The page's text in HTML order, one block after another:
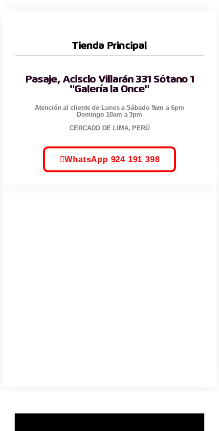
Tienda Principal
Pasaje, Acisclo Villarán 331 Sótano 1
"Galería la Once"
Atención al cliente de Lunes a Sábado 9am a 6pm
Domingo 10am a 3pm
CERCADO DE LIMA, PERÚ
WhatsApp 924 191 398